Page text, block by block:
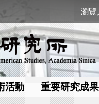
瀏覽
活動 重要研究成果